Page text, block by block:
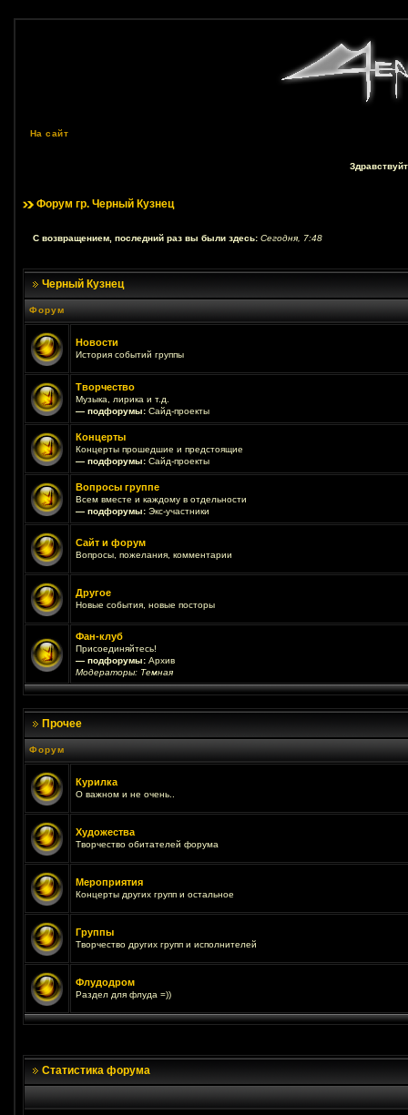
На сайт
Форум гр. Черный Кузнец
С возвращением, последний раз вы были здесь: Сегодня, 7:48
Черный Кузнец
Форум
Новости
История событий группы
Творчество
Музыка, лирика и т.д.
— подфорумы: Сайд-проекты
Концерты
Концерты прошедшие и предстоящие
— подфорумы: Сайд-проекты
Вопросы группе
Всем вместе и каждому в отдельности
— подфорумы: Экс-участники
Сайт и форум
Вопросы, пожелания, комментарии
Другое
Новые события, новые посторы
Фан-клуб
Присоединяйтесь!
— подфорумы: Архив
Модераторы: Темная
Прочее
Форум
Курилка
О важном и не очень..
Художества
Творчество обитателей форума
Мероприятия
Концерты других групп и остальное
Группы
Творчество других групп и исполнителей
Флудодром
Раздел для флуда =))
Статистика форума